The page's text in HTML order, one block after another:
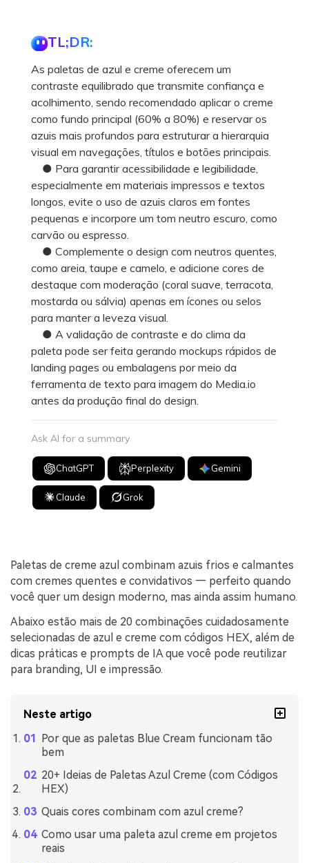
TL;DR:
As paletas de azul e creme oferecem um
contraste equilibrado que transmite confiança e
acolhimento, sendo recomendado aplicar o creme
como fundo principal (60% a 80%) e reservar os
azuis mais profundos para estruturar a hierarquia
visual em navegações, títulos e botões principais.
● Para garantir acessibilidade e legibilidade,
especialmente em materiais impressos e textos
longos, evite o uso de azuis claros em fontes
pequenas e incorpore um tom neutro escuro, como
carvão ou espresso.
● Complemente o design com neutros quentes,
como areia, taupe e camelo, e adicione cores de
destaque com moderação (coral suave, terracota,
mostarda ou sálvia) apenas em ícones ou selos
para manter a leveza visual.
● A validação de contraste e do clima da
paleta pode ser feita gerando mockups rápidos de
landing pages ou embalagens por meio da
ferramenta de texto para imagem do Media.io
antes da produção final do design.
Ask AI for a summary
ChatGPT Perplexity Gemini
Claude Grok
Paletas de creme azul combinam azuis frios e calmantes
com cremes quentes e convidativos — perfeito quando
você quer um design moderno, mas ainda assim humano.
Abaixo estão mais de 20 combinações cuidadosamente
selecionadas de azul e creme com códigos HEX, além de
dicas práticas e prompts de IA que você pode reutilizar
para branding, UI e impressão.
Neste artigo
Por que as paletas Blue Cream funcionam tão
bem
20+ Ideias de Paletas Azul Creme (com Códigos
HEX)
Quais cores combinam com azul creme?
Como usar uma paleta azul creme em projetos
reais